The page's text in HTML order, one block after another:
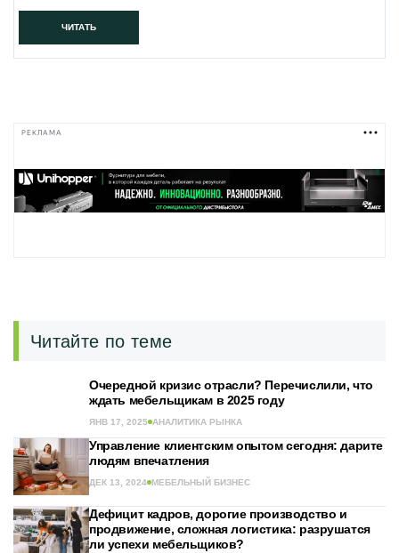
ЧИТАТЬ
РЕКЛАМА
Читайте по теме
Очередной кризис отрасли? Перечислили, что
ждать мебельщикам в 2025 году
ЯНВ 17, 2025 АНАЛИТИКА РЫНКА
Управление клиентским опытом сегодня: дарите
людям впечатления
ДЕК 13, 2024 МЕБЕЛЬНЫЙ БИЗНЕС
Дефицит кадров, дорогие производство и
продвижение, сложная логистика: разрушатся
ли успехи мебельщиков?